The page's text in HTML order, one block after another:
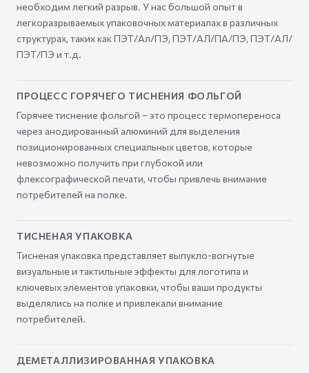
необходим легкий разрыв. У нас большой опыт в
легкоразрываемых упаковочных материалах в различных
структурах, таких как ПЭТ/Ал/ПЭ, ПЭТ/АЛ/ПА/ПЭ, ПЭТ/АЛ/
ПЭТ/ПЭ и т.д.
ПРОЦЕСС ГОРЯЧЕГО ТИСНЕНИЯ ФОЛЬГОЙ
Горячее тиснение фольгой – это процесс термопереноса
через анодированный алюминий для выделения
позиционированных специальных цветов, которые
невозможно получить при глубокой или
флексографической печати, чтобы привлечь внимание
потребителей на полке.
ТИСНЕНАЯ УПАКОВКА
Тисненая упаковка представляет выпукло-вогнутые
визуальные и тактильные эффекты для логотипа и
ключевых элементов упаковки, чтобы ваши продукты
выделялись на полке и привлекали внимание
потребителей.
ДЕМЕТАЛЛИЗИРОВАННАЯ УПАКОВКА